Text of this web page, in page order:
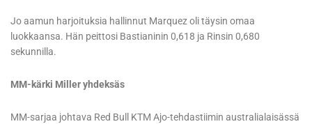
Jo aamun harjoituksia hallinnut Marquez oli täysin omaa
luokkaansa. Hän peittosi Bastianinin 0,618 ja Rinsin 0,680
sekunnilla.
MM-kärki Miller yhdeksäs
MM-sarjaa johtava Red Bull KTM Ajo-tehdastiimin australialaisässä